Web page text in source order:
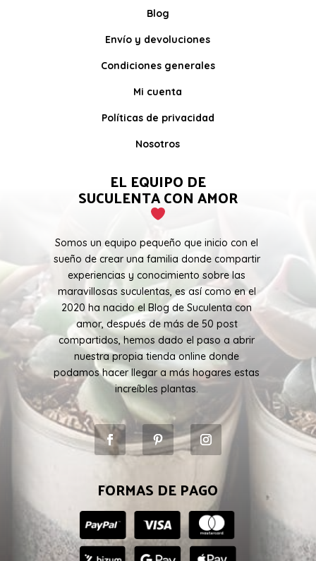
Blog
Envío y devoluciones
Condiciones generales
Mi cuenta
Políticas de privacidad
Nosotros
EL EQUIPO DE
SUCULENTA CON AMOR
Somos un equipo pequeño que inicio con el
sueño de crear una familia donde compartir
experiencias y conocimiento sobre las
maravillosas suculentas, es así como en el
2020 ha nacido el Blog de Suculenta con
amor, después de más de 50 post
compartidos, hemos dado el paso a abrir
nuestra propia tienda online donde
podamos hacer llegar a más hogares estas
increíbles plantas.
FORMAS DE PAGO